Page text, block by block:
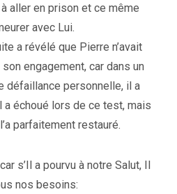
aller en prison et ce même
avec Lui.
a révélé que Pierre n’avait
engagement, car dans un
défaillance personnelle, il a
échoué lors de ce test, mais
parfaitement restauré.
s’Il a pourvu à notre Salut, Il
nos besoins: